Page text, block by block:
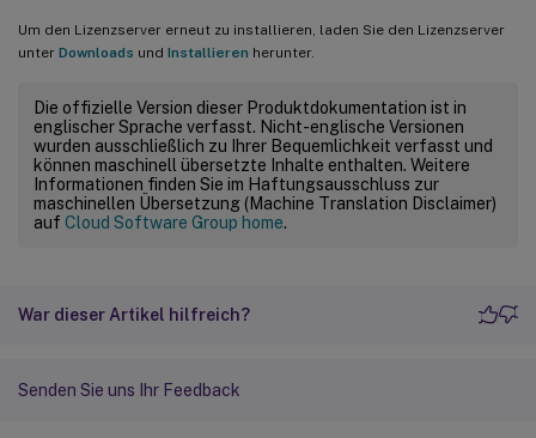
Um den Lizenzserver erneut zu installieren, laden Sie den Lizenzserver
unter Downloads und Installieren herunter.
Die offizielle Version dieser Produktdokumentation ist in
englischer Sprache verfasst. Nicht-englische Versionen
wurden ausschließlich zu Ihrer Bequemlichkeit verfasst und
können maschinell übersetzte Inhalte enthalten. Weitere
Informationen finden Sie im Haftungsausschluss zur
maschinellen Übersetzung (Machine Translation Disclaimer)
auf Cloud Software Group home.
War dieser Artikel hilfreich?
Senden Sie uns Ihr Feedback